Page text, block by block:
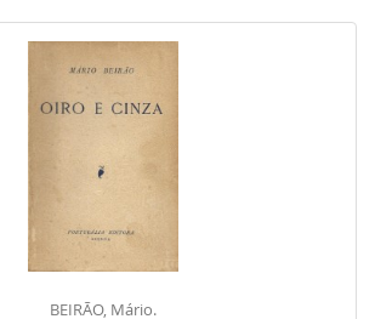
BEIRÃO, Mário.